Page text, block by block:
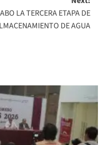
LA TERCERA ETAPA DE
DE AGUA